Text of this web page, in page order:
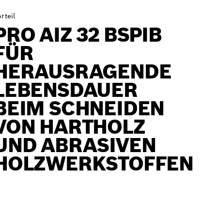
AIZ 32 BSPIB
SCHNEIDEN
HARTHOLZ
ABRASIVEN